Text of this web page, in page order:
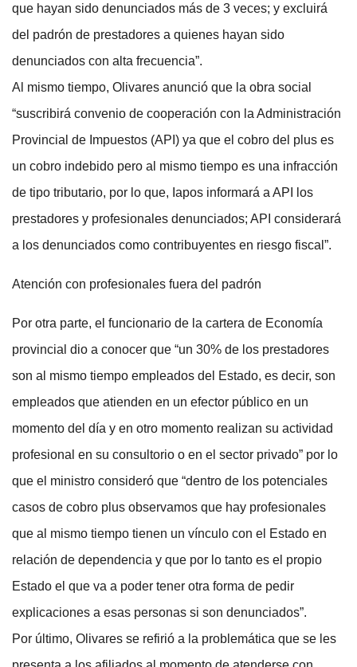
que hayan sido denunciados más de 3 veces; y excluirá
del padrón de prestadores a quienes hayan sido
denunciados con alta frecuencia”.
Al mismo tiempo, Olivares anunció que la obra social
“suscribirá convenio de cooperación con la Administración
Provincial de Impuestos (API) ya que el cobro del plus es
un cobro indebido pero al mismo tiempo es una infracción
de tipo tributario, por lo que, Iapos informará a API los
prestadores y profesionales denunciados; API considerará
a los denunciados como contribuyentes en riesgo fiscal”.
Atención con profesionales fuera del padrón
Por otra parte, el funcionario de la cartera de Economía
provincial dio a conocer que “un 30% de los prestadores
son al mismo tiempo empleados del Estado, es decir, son
empleados que atienden en un efector público en un
momento del día y en otro momento realizan su actividad
profesional en su consultorio o en el sector privado” por lo
que el ministro consideró que “dentro de los potenciales
casos de cobro plus observamos que hay profesionales
que al mismo tiempo tienen un vínculo con el Estado en
relación de dependencia y que por lo tanto es el propio
Estado el que va a poder tener otra forma de pedir
explicaciones a esas personas si son denunciados”.
Por último, Olivares se refirió a la problemática que se les